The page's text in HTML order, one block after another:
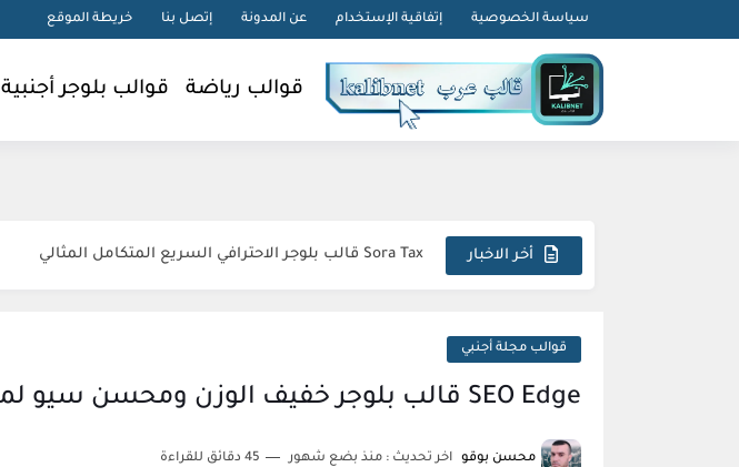
سياسة الخصوصية إتفاقية الإستخدام عن المدونة إتصل بنا خريطة الموقع
قوالب رياضة قوالب بلوجر أجنبية
أخر الاخبار Sora Tax قالب بلوجر الاحترافي السريع المتكامل المثالي
Topify قالب بلوجر فاخر متطور مبهر استثنائي
قوالب مجلة أجنبي
SEO Edge قالب بلوجر خفيف الوزن ومحسن سيو لمدونتك
محسن بوقو اخر تحديث : منذ بضع شهور 45 دقائق للقراءة